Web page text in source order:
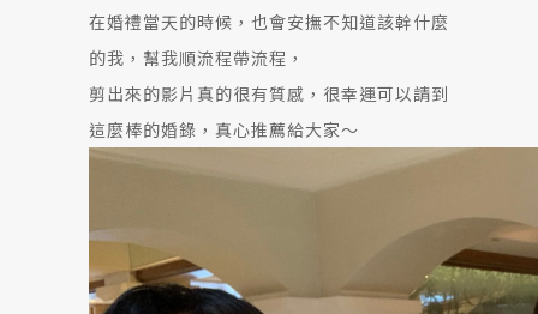
在婚禮當天的時候，也會安撫不知道該幹什麼
的我，幫我順流程帶流程，
剪出來的影片真的很有質感，很幸運可以請到
這麼棒的婚錄，真心推薦給大家～